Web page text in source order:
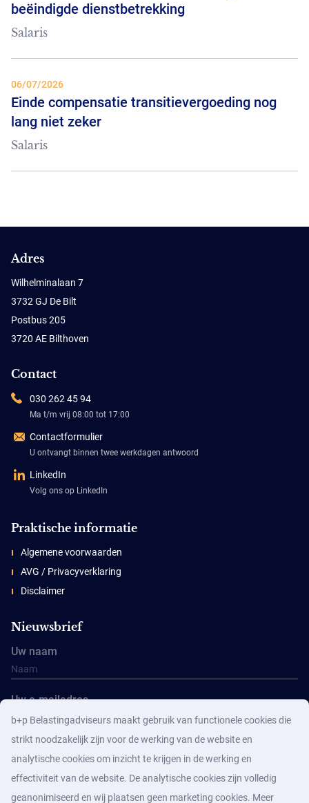
beëindigde dienstbetrekking
Salaris
06/07/2026
Einde compensatie transitievergoeding nog
lang niet zeker
Salaris
Adres
Wilhelminalaan 7
3732 GJ De Bilt
Postbus 205
3720 AE Bilthoven
Contact
030 262 45 94
Ma t/m vrij 08:00 tot 17:00
Contactformulier
U ontvangt binnen twee werkdagen antwoord
LinkedIn
Volg ons op LinkedIn
Praktische informatie
Algemene voorwaarden
AVG / Privacyverklaring
Disclaimer
Nieuwsbrief
Uw naam
Uw e-mailadres
b+p Belastingadviseurs maakt gebruik van functionele cookies die
strikt noodzakelijk zijn voor de werking van de website en
analytische cookies om inzicht te krijgen in de werking en
effectiviteit van de website. De analytische cookies zijn volledig
geanonimiseerd en wij plaatsen geen marketing cookies. Meer